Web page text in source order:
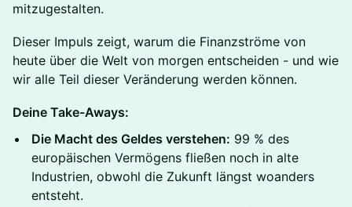
mitzugestalten.
Dieser Impuls zeigt, warum die Finanzströme von
heute über die Welt von morgen entscheiden - und wie
wir alle Teil dieser Veränderung werden können.
Deine Take-Aways:
Die Macht des Geldes verstehen: 99 % des
europäischen Vermögens fließen noch in alte
Industrien, obwohl die Zukunft längst woanders
entsteht.